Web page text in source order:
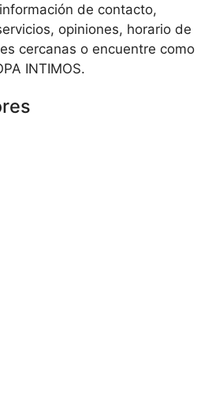
de contacto,
opiniones, horario de
cercanas o encuentre como
INTIMOS.